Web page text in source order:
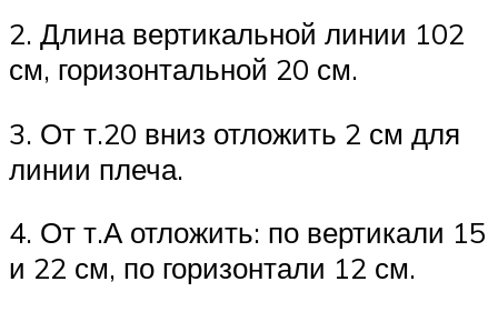
2. Длина вертикальной линии 102
см, горизонтальной 20 см.
3. От т.20 вниз отложить 2 см для
линии плеча.
4. От т.А отложить: по вертикали 15
и 22 см, по горизонтали 12 см.